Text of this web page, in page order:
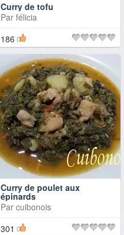
Curry de tofu
Par félicia
186
Curry de poulet aux
épinards
Par cuibonois
301